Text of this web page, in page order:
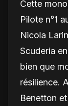
Cette
Pilote n°1
Nicola
Scuderia
bien que
résilience.
Benetton